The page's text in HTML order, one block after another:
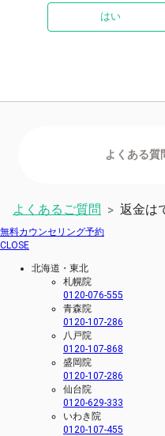
はい
よくあるご質問 > 返金は
無料カウンセリング予約
CLOSE
北海道・東北
札幌院
0120-076-555
青森院
0120-107-286
八戸院
0120-107-868
盛岡院
0120-107-286
仙台院
0120-629-333
いわき院
0120-107-455